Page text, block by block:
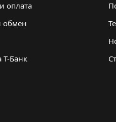
оплата
обмен
Т-Банк